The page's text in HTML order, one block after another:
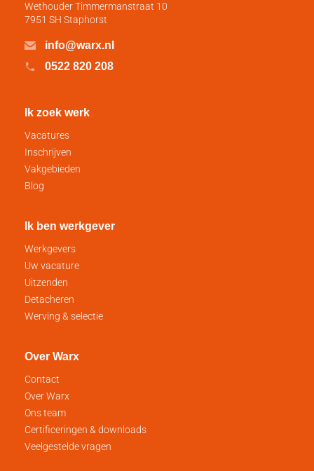
Wethouder Timmermanstraat 10
7951 SH Staphorst
info@warx.nl
0522 820 208
Ik zoek werk
Vacatures
Inschrijven
Vakgebieden
Blog
Ik ben werkgever
Werkgevers
Uw vacature
Uitzenden
Detacheren
Werving & selectie
Over Warx
Contact
Over Warx
Ons team
Certificeringen & downloads
Veelgestelde vragen